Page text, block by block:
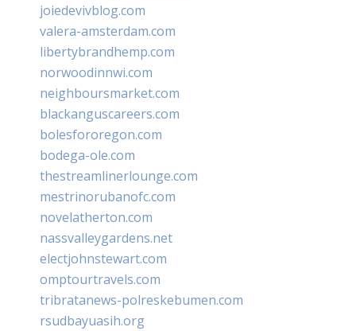
joiedevivblog.com
valera-amsterdam.com
libertybrandhemp.com
norwoodinnwi.com
neighboursmarket.com
blackanguscareers.com
bolesfororegon.com
bodega-ole.com
thestreamlinerlounge.com
mestrinorubanofc.com
novelatherton.com
nassvalleygardens.net
electjohnstewart.com
omptourtravels.com
tribratanews-polreskebumen.com
rsudbayuasih.org